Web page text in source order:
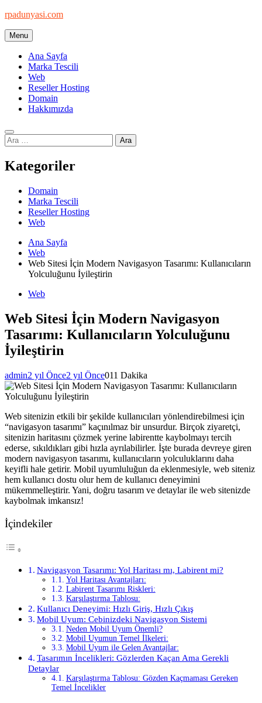
Skip
content
rpadunyasi.com
"Webin Kalbinde: Marka Tescili ve Hosting Çözümleri!
Menu
Ana Sayfa
Marka Tescili
Web
Reseller Hosting
Domain
Hakkımızda
Arama:
Kategoriler
Domain
Marka Tescili
Reseller Hosting
Web
Ana Sayfa
Web
Web Sitesi İçin Modern Navigasyon Tasarımı: Kullanıcıların
Yolculuğunu İyileştirin
Web
Web Sitesi İçin Modern Navigasyon
Tasarımı: Kullanıcıların Yolculuğunu
İyileştirin
admin2 yıl Önce2 yıl Önce011 Dakika
Web sitenizin etkili bir şekilde kullanıcıları yönlendirebilmesi için
“navigasyon tasarımı” kaçınılmaz bir unsurdur. Birçok ziyaretçi,
sitenizin haritasını çözmek yerine labirentte kaybolmayı tercih
ederse, sıkıldıkları gibi hızla ayrılabilirler. İşte burada devreye giren
modern navigasyon tasarımı, kullanıcıların yolculuklarını daha
keyifli hale getirir. Mobil uyumluluğun da eklenmesiyle, web siteniz
hem kullanıcı dostu olur hem de kullanıcı deneyimini
mükemmelleştirir. Yani, doğru tasarım ve detaylar ile web sitenizde
kaybolmak imkansız!
İçindekiler
Navigasyon Tasarımı: Yol Haritası mı, Labirent mi?
Yol Haritası Avantajları:
Labirent Tasarımı Riskleri:
Karşılaştırma Tablosu:
Kullanıcı Deneyimi: Hızlı Giriş, Hızlı Çıkış
Mobil Uyum: Cebinizdeki Navigasyon Sistemi
Neden Mobil Uyum Önemli?
Mobil Uyumun Temel İlkeleri:
Mobil Uyum ile Gelen Avantajlar:
Tasarımın İncelikleri: Gözlerden Kaçan Ama Gerekli
Detaylar
Karşılaştırma Tablosu: Gözden Kaçmaması Gereken
Temel İncelikler